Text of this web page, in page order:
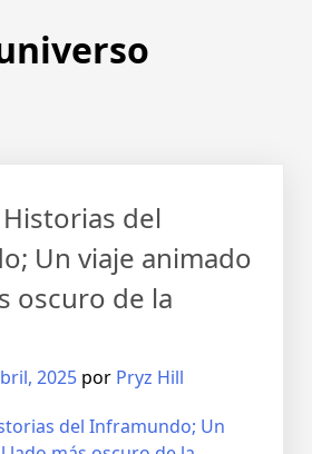
del
Un viaje animado
oscuro de la
2025 por Pryz Hill